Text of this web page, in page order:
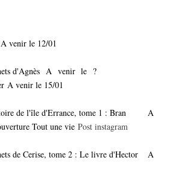
A venir le 12/01
A venir le ?
A venir le 15/01
A
Post instagram
A